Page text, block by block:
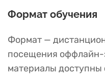
Формат обучения
Формат —
посещения
материалы доступны